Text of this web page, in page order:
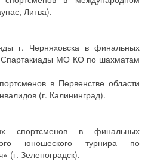
Литва).
г. Черняховска в финальных
Спартакиады МО КО по шахматам
в Первенстве области
(г. Калининград).
спортсменов в финальных
юношеского турнира по
(г. Зеленоградск).